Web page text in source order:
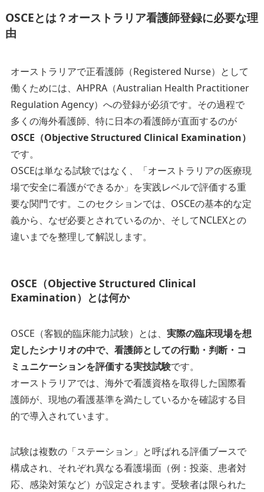
OSCEとは？オーストラリア看護師登録に必要な理
由
オーストラリアで正看護師（Registered Nurse）として
働くためには、AHPRA（Australian Health Practitioner
Regulation Agency）への登録が必須です。その過程で
多くの海外看護師、特に日本の看護師が直面するのが
OSCE（Objective Structured Clinical Examination）
です。
OSCEは単なる試験ではなく、「オーストラリアの医療現
場で安全に看護ができるか」を実践レベルで評価する重
要な関門です。このセクションでは、OSCEの基本的な定
義から、なぜ必要とされているのか、そしてNCLEXとの
違いまでを整理して解説します。
OSCE（Objective Structured Clinical
Examination）とは何か
OSCE（客観的臨床能力試験）とは、 実際の臨床現場を想
定したシナリオの中で、看護師としての行動・判断・コ
ミュニケーションを評価する実技試験です。
オーストラリアでは、海外で看護資格を取得した国際看
護師が、現地の看護基準を満たしているかを確認する目
的で導入されています。
試験は複数の「ステーション」と呼ばれる評価ブースで
構成され、それぞれ異なる看護場面（例：投薬、患者対
応、感染対策など）が設定されます。受験者は限られた